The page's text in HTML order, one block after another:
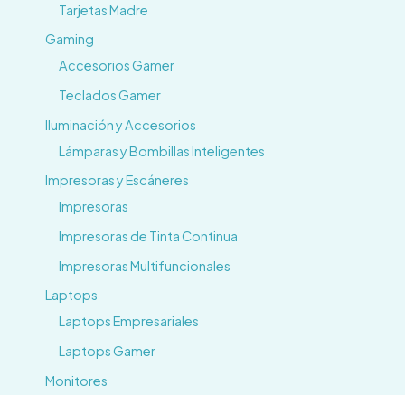
Tarjetas Madre
Gaming
Accesorios Gamer
Teclados Gamer
Iluminación y Accesorios
Lámparas y Bombillas Inteligentes
Impresoras y Escáneres
Impresoras
Impresoras de Tinta Continua
Impresoras Multifuncionales
Laptops
Laptops Empresariales
Laptops Gamer
Monitores